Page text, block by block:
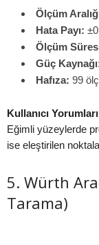
Ölçüm
Hata Payı:
Ölçüm
Güç
Hafıza: 99
Kullanıcı
Eğimli yüzeylerde
ise eleştirilen
5. Würth
Tarama)